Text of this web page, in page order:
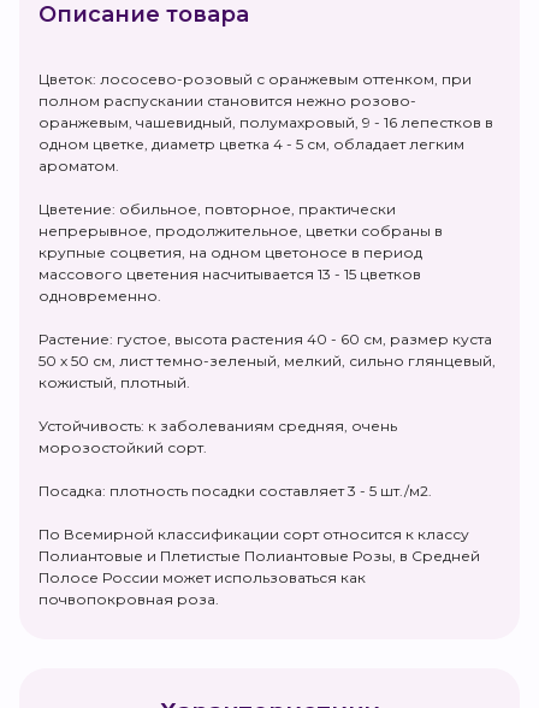
Описание товара
Цветок: лососево-розовый с оранжевым оттенком, при
полном распускании становится нежно розово-
оранжевым, чашевидный, полумахровый, 9 - 16 лепестков в
одном цветке, диаметр цветка 4 - 5 см, обладает легким
ароматом.
Цветение: обильное, повторное, практически
непрерывное, продолжительное, цветки собраны в
крупные соцветия, на одном цветоносе в период
массового цветения насчитывается 13 - 15 цветков
одновременно.
Растение: густое, высота растения 40 - 60 см, размер куста
50 х 50 см, лист темно-зеленый, мелкий, сильно глянцевый,
кожистый, плотный.
Устойчивость: к заболеваниям средняя, очень
морозостойкий сорт.
Посадка: плотность посадки составляет 3 - 5 шт./м2.
По Всемирной классификации сорт относится к классу
Полиантовые и Плетистые Полиантовые Розы, в Средней
Полосе России может использоваться как
почвопокровная роза.